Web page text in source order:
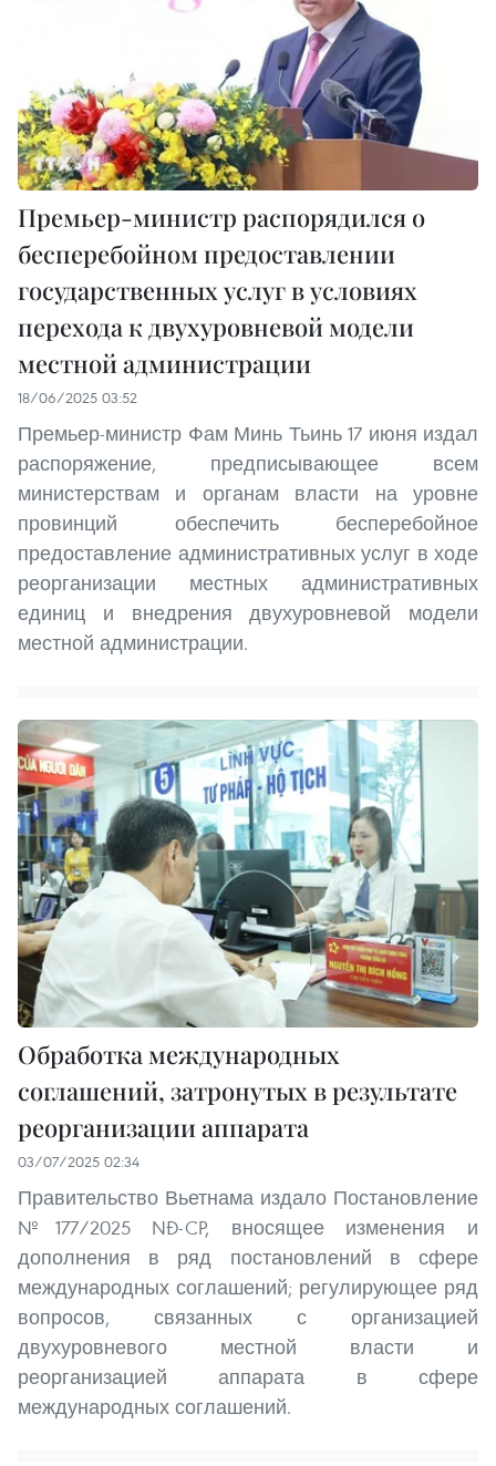
Премьер-министр распорядился о
бесперебойном предоставлении
государственных услуг в условиях
перехода к двухуровневой модели
местной администрации
18/06/2025 03:52
Премьер-министр Фам Минь Тьинь 17 июня издал
распоряжение, предписывающее всем
министерствам и органам власти на уровне
провинций обеспечить бесперебойное
предоставление административных услуг в ходе
реорганизации местных административных
единиц и внедрения двухуровневой модели
местной администрации.
Обработка международных
соглашений, затронутых в результате
реорганизации аппарата
03/07/2025 02:34
Правительство Вьетнама издало Постановление
№177/2025 NĐ-CP, вносящее изменения и
дополнения в ряд постановлений в сфере
международных соглашений; регулирующее ряд
вопросов, связанных с организацией
двухуровневого местной власти и
реорганизацией аппарата в сфере
международных соглашений.